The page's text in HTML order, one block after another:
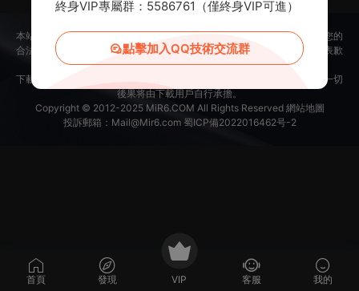
本站所提供的内容均來自公開網絡收集、轉發、二次開發而來，若侵犯了您的
合法權益，請來信通知我們，我們會及時删除，給您帶來的不便，我們深表歉
意。
下載用戶僅供學習交流，若使用商業用途，請購買正版授權，否則産生的一切
後果将由下載用戶自行承擔。
Copyright © 2012-2025 MiR6.COM All Rights Reserved 網站地圖
投訴郵箱： Mail@Mir6.com 蜀ICP備2022016462号-2
首頁 發現 VIP 客服 我的
終身VIP專屬群：5586761（僅終身VIP可進）
點擊加入QQ技術交流群